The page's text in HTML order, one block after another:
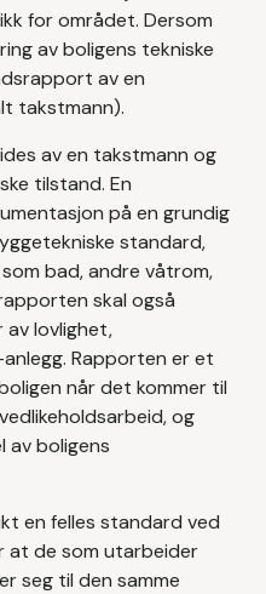
for området. Dersom
av boligens tekniske
av en
takstmann).
av en takstmann og
tilstand. En
på en grundig
standard,
bad, andre våtrom,
skal også
av lovlighet,
Rapporten er et
når det kommer til
og
av boligens
en felles standard ved
at de som utarbeider
seg til den samme